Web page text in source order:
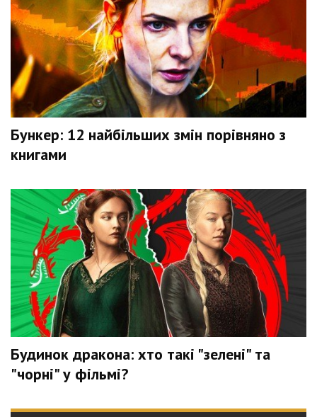
Бункер: 12 найбільших змін порівняно з
книгами
Будинок дракона: хто такі "зелені" та
"чорні" у фільмі?